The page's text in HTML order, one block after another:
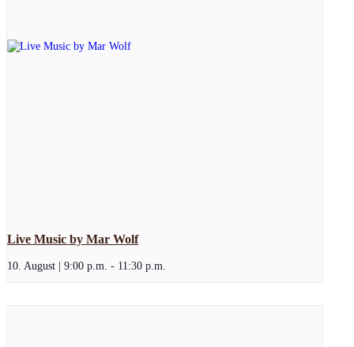
Live Music by Mar Wolf
10. August | 9:00 p.m. - 11:30 p.m.